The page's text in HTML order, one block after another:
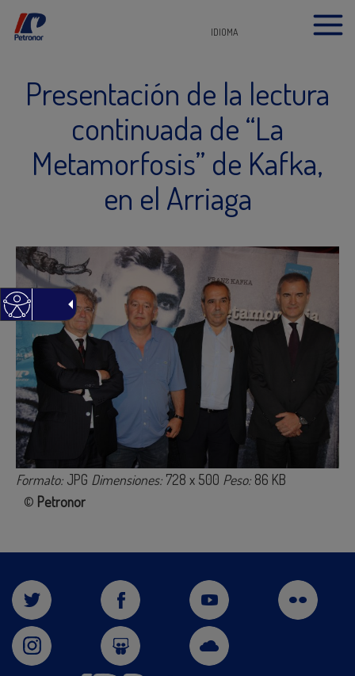
IDIOMA
Presentación de la lectura
continuada de “La
Metamorfosis” de Kafka,
en el Arriaga
Formato: JPG Dimensiones: 728 x 500 Peso: 86 KB
© Petronor